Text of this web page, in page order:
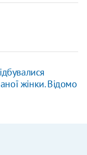
жінки. Відомо